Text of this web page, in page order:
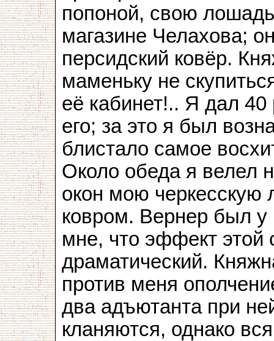
попоной, свою
магазине Челахова;
персидский ковёр.
маменьку не
её кабинет!.. Я дал
его; за это я был
блистало самое
Около обеда я велел
окон мою
ковром. Вернер был у
мне, что эффект
драматический.
против меня
два адъютанта при
кланяются, однако